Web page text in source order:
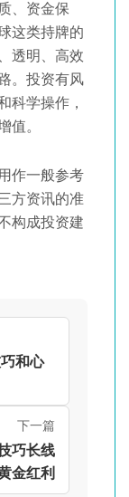
、资金保
这类持牌的
透明、高效
。投资有风
科学操作，
。
作一般参考
方资讯的准
构成投资建
和心
下一篇
巧长线
金红利